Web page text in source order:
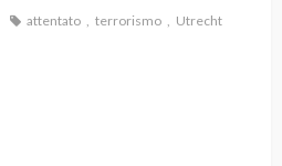
attentato terrorismo Utrecht